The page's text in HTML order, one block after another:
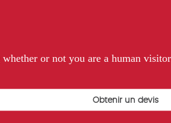
or not you are a human